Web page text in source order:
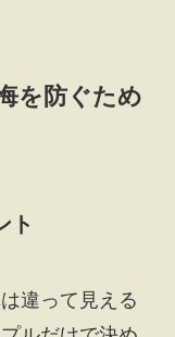
を防ぐため
ト
違って見える